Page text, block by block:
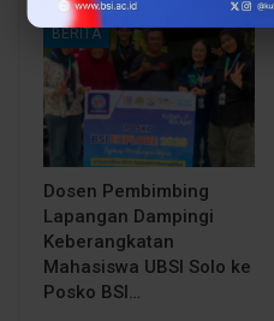
BERITA
Dosen Pembimbing
Lapangan Dampingi
Keberangkatan
Mahasiswa UBSI Solo ke
Posko BSI…